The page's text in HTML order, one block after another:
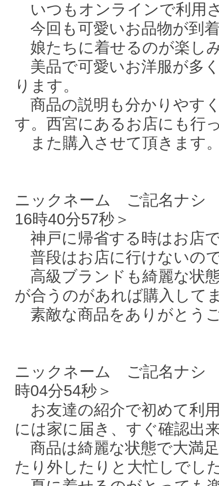
いつもオンラインで利用
今回も可愛いお品物が到
娘たちに着せるのが楽し
美品で可愛いお洋服が多
ります。
商品の説明も分かりやす
す。西宮にあるお店にも行
また購入させて頂きます
ニックネーム ご記名ナシ
16時40分57秒＞
神戸に帰省する時はお店
普段はお店に行けないの
高級ブランドも綺麗な状
が合うのがあれば購入して
素敵な商品をありがとう
ニックネーム ご記名ナシ
時04分54秒＞
お友達の紹介で初めて利
には家に届き、すぐ確認出
商品は綺麗な状態で大満
たり外したりと大忙しでし